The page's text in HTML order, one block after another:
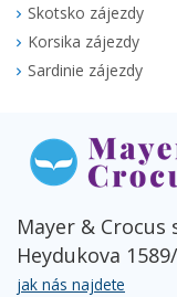
Skotsko zájezdy
Korsika zájezdy
Sardinie zájezdy
Mayer & Crocus
Heydukova
jak nás najdete